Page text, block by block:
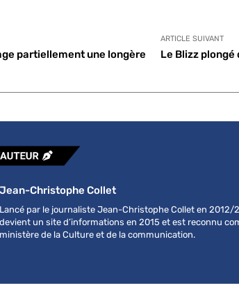
partiellement une longère
ARTICLE SUIVANT
Le Blizz plongé
Jean-Christophe Collet
Lancé par le journaliste Jean-Christophe Collet en
devient un site d’informations en 2015 et est reconnu
ministère de la Culture et de la communication.